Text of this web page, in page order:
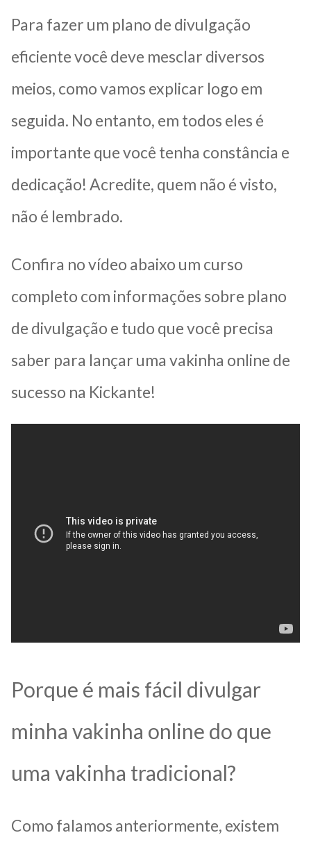
Para fazer um plano de divulgação
eficiente você deve mesclar diversos
meios, como vamos explicar logo em
seguida. No entanto, em todos eles é
importante que você tenha constância e
dedicação! Acredite, quem não é visto,
não é lembrado.
Confira no vídeo abaixo um curso
completo com informações sobre plano
de divulgação e tudo que você precisa
saber para lançar uma vakinha online de
sucesso na Kickante!
Porque é mais fácil divulgar
minha vakinha online do que
uma vakinha tradicional?
Como falamos anteriormente, existem